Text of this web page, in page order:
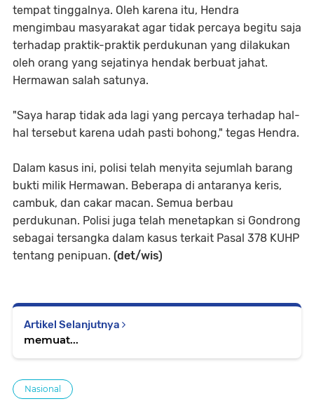
tempat tinggalnya. Oleh karena itu, Hendra
mengimbau masyarakat agar tidak percaya begitu saja
terhadap praktik-praktik perdukunan yang dilakukan
oleh orang yang sejatinya hendak berbuat jahat.
Hermawan salah satunya.
"Saya harap tidak ada lagi yang percaya terhadap hal-
hal tersebut karena udah pasti bohong," tegas Hendra.
Dalam kasus ini, polisi telah menyita sejumlah barang
bukti milik Hermawan. Beberapa di antaranya keris,
cambuk, dan cakar macan. Semua berbau
perdukunan. Polisi juga telah menetapkan si Gondrong
sebagai tersangka dalam kasus terkait Pasal 378 KUHP
tentang penipuan. (det/wis)
Artikel Selanjutnya
memuat...
Nasional